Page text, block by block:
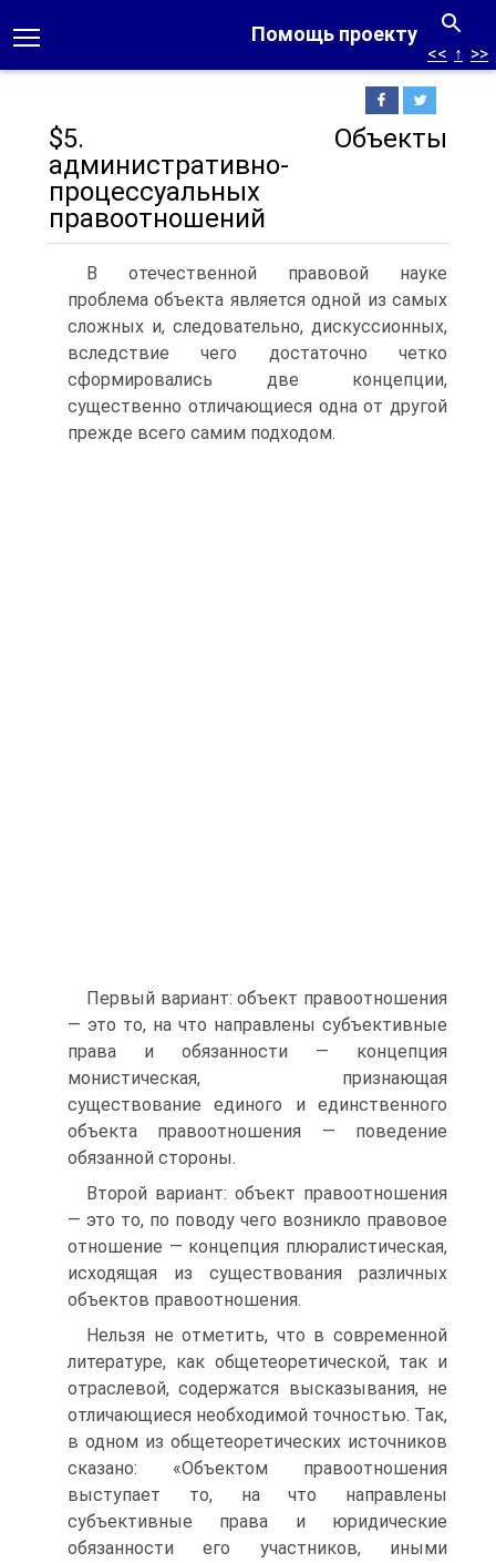
Помощь проекту
<< ↑ >>
$5. Объекты
административно-
процессуальных
правоотношений
В отечественной правовой науке
проблема объекта является одной из самых
сложных и, следовательно, дискуссионных,
вследствие чего достаточно четко
сформировались две концепции,
существенно отличающиеся одна от другой
прежде всего самим подходом.
Первый вариант: объект правоотношения
— это то, на что направлены субъективные
права и обязанности — концепция
монистическая, признающая
существование единого и единственного
объекта правоотношения — поведение
обязанной стороны.
Второй вариант: объект правоотношения
— это то, по поводу чего возникло правовое
отношение — концепция плюралистическая,
исходящая из существования различных
объектов правоотношения.
Нельзя не отметить, что в современной
литературе, как общетеоретической, так и
отраслевой, содержатся высказывания, не
отличающиеся необходимой точностью. Так,
в одном из общетеоретических источников
сказано: «Объектом правоотношения
выступает то, на что направлены
субъективные права и юридические
обязанности его участников, иными